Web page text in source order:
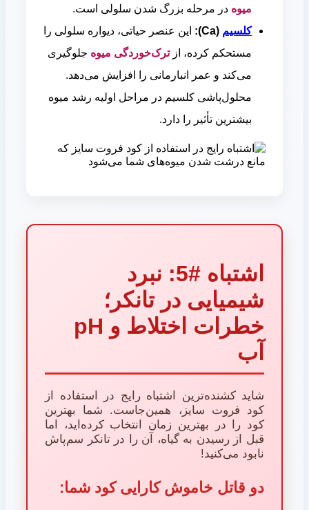
میوهدر مرحله بزرگ شدن سلولی است.
کلسیم(Ca):
این عنصر حیاتی، دیواره سلولی را
مستحکم کرده، از ترک‌خوردگی میوهجلوگیری
می‌کند و عمر انبارمانی را افزایش می‌دهد.
محلول‌پاشی کلسیم در مراحل اولیه رشد میوه
بیشترین تأثیر را دارد.
اشتباه #5: نبرد
شیمیایی در تانکر؛
خطرات اختلاط و pH
آب
شاید کشنده‌ترین اشتباه رایج در استفاده از
کود فروت سایز، همین‌جاست. شما بهترین
کود را در بهترین زمان انتخاب کرده‌اید، اما
قبل از رسیدن به گیاه، آن را در تانکر سم‌پاش
نابود می‌کنید!
دو قاتل خاموش کارایی کود شما: